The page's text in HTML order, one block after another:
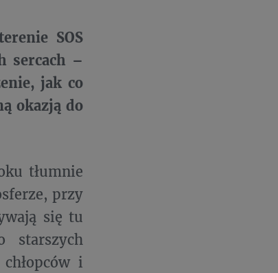
SOS
sercach –
jak co
okazją do
tłumnie
przy
się tu
i